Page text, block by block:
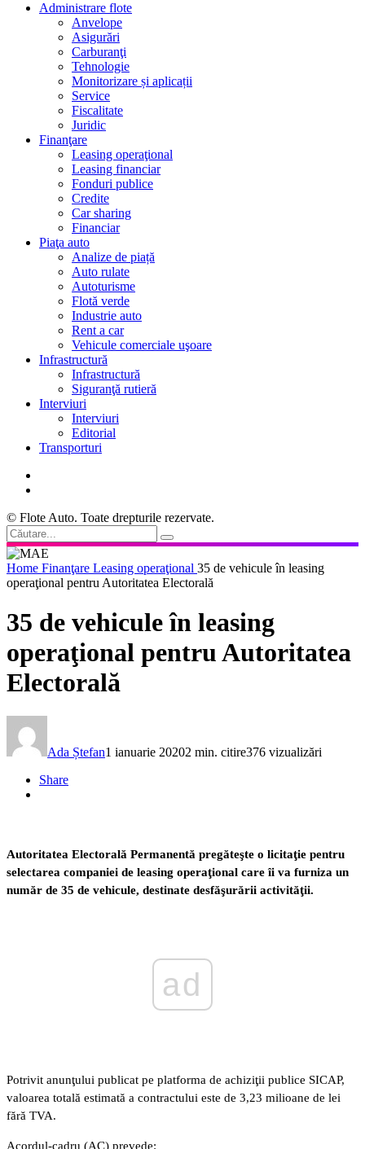
Administrare flote
Anvelope
Asigurări
Carburanţi
Tehnologie
Monitorizare și aplicații
Service
Fiscalitate
Juridic
Finanţare
Leasing operaţional
Leasing financiar
Fonduri publice
Credite
Car sharing
Financiar
Piaţa auto
Analize de piață
Auto rulate
Autoturisme
Flotă verde
Industrie auto
Rent a car
Vehicule comerciale uşoare
Infrastructură
Infrastructură
Siguranţă rutieră
Interviuri
Interviuri
Editorial
Transporturi
© Flote Auto. Toate drepturile rezervate.
Home Finanţare Leasing operaţional 35 de vehicule în leasing
operaţional pentru Autoritatea Electorală
35 de vehicule în leasing
operaţional pentru Autoritatea
Electorală
Ada Ștefan1 ianuarie 20202 min. citire376 vizualizări
Share
Autoritatea Electorală Permanentă pregăteşte o licitaţie pentru
selectarea companiei de leasing operaţional care îi va furniza un
număr de 35 de vehicule, destinate desfăşurării activităţii.
ad
Potrivit anunţului publicat pe platforma de achiziţii publice SICAP,
valoarea totală estimată a contractului este de 3,23 milioane de lei
fără TVA.
Acordul-cadru (AC) prevede: